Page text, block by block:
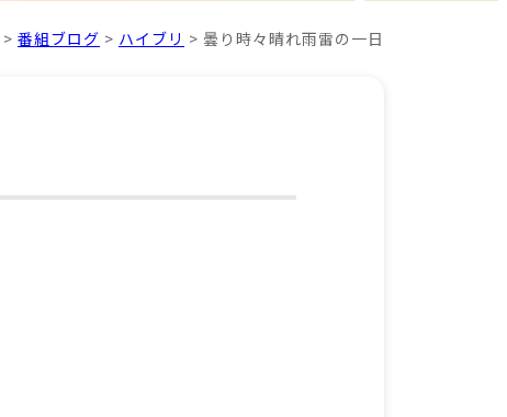
> 番組ブログ > ハイブリ > 曇り時々晴れ雨雷の一日